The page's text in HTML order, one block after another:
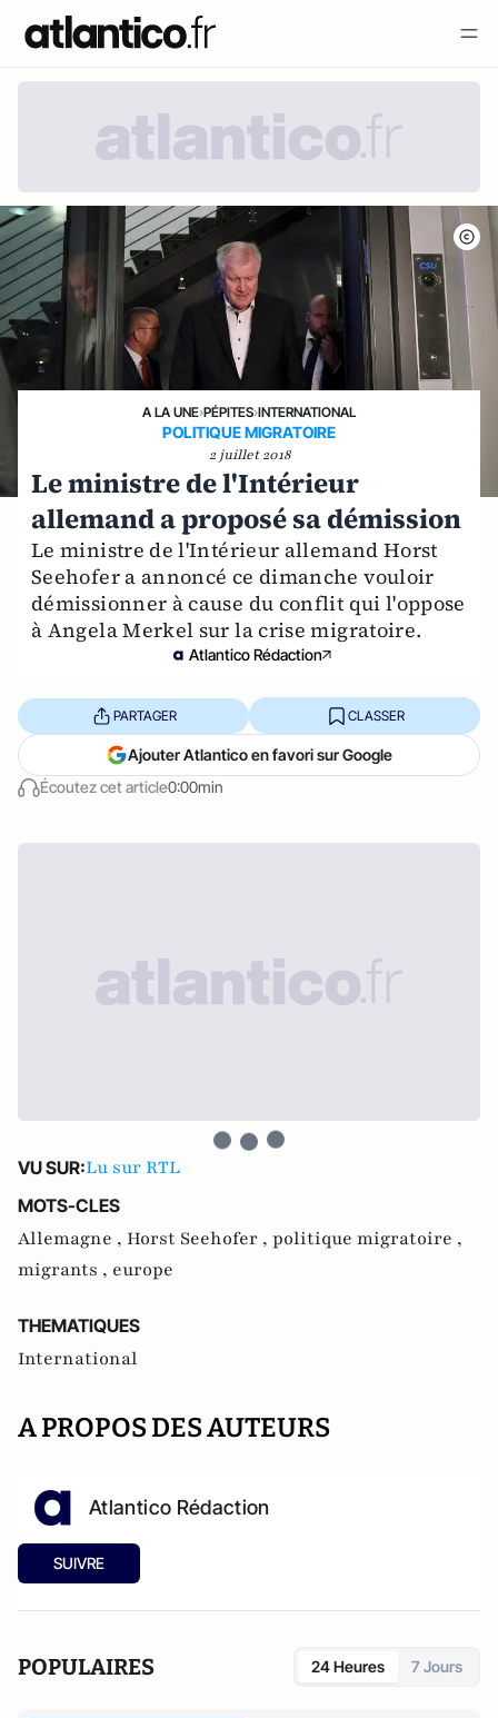
A LA UNE›PÉPITES›INTERNATIONAL
POLITIQUE MIGRATOIRE
2 juillet 2018
Le ministre de l'Intérieur
allemand a proposé sa démission
Le ministre de l'Intérieur allemand Horst
Seehofer a annoncé ce dimanche vouloir
démissionner à cause du conflit qui l'oppose
à Angela Merkel sur la crise migratoire.
Atlantico Rédaction
Écoutez cet article0:00min
PARTAGER CLASSER
Ajouter Atlantico en favori sur Google
VU SUR:Lu sur RTL
MOTS-CLES
Allemagne , Horst Seehofer , politique migratoire ,
migrants , europe
THEMATIQUES
International
A PROPOS DES AUTEURS
Atlantico Rédaction
SUIVRE
POPULAIRES 24 Heures 7 Jours